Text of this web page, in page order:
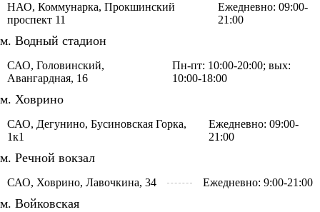
НАО, Коммунарка, Прокшинский
проспект 11
Ежедневно: 09:00-
21:00
м. Водный стадион
САО, Головинский,
Авангардная, 16
Пн-пт: 10:00-20:00; вых:
10:00-18:00
м. Ховрино
САО, Дегунино, Бусиновская Горка,
1к1
Ежедневно: 09:00-
21:00
м. Речной вокзал
САО, Ховрино, Лавочкина, 34 Ежедневно: 9:00-21:00
м. Войковская